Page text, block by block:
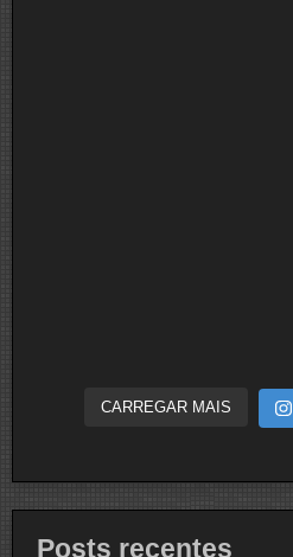
CARREGAR MAIS
Posts recentes